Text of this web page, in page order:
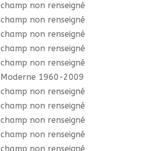
champ non renseigné
champ non renseigné
champ non renseigné
champ non renseigné
champ non renseigné
Moderne 1960-2009
champ non renseigné
champ non renseigné
champ non renseigné
champ non renseigné
champ non renseigné